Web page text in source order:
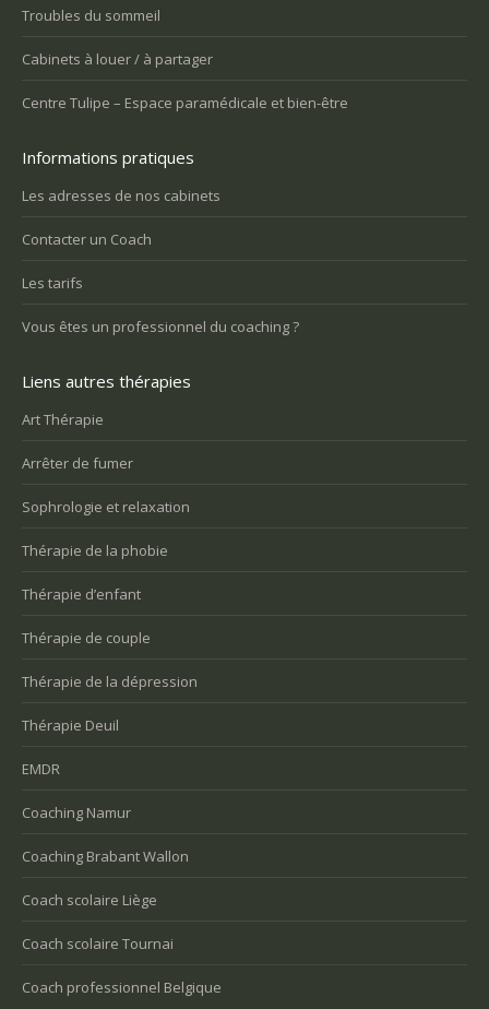
Troubles du sommeil
Cabinets à louer / à partager
Centre Tulipe – Espace paramédicale et bien-être
Informations pratiques
Les adresses de nos cabinets
Contacter un Coach
Les tarifs
Vous êtes un professionnel du coaching ?
Liens autres thérapies
Art Thérapie
Arrêter de fumer
Sophrologie et relaxation
Thérapie de la phobie
Thérapie d’enfant
Thérapie de couple
Thérapie de la dépression
Thérapie Deuil
EMDR
Coaching Namur
Coaching Brabant Wallon
Coach scolaire Liège
Coach scolaire Tournai
Coach professionnel Belgique